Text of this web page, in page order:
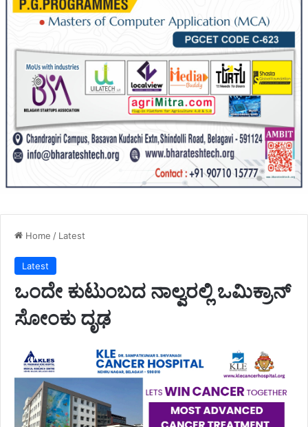
Home / Latest
Latest
ಒಂದೇ ಕುಟುಂಬದ ನಾಲ್ವರಲ್ಲಿ ಒಮಿಕ್ರಾನ್
ಸೋಂಕು ದೃಢ